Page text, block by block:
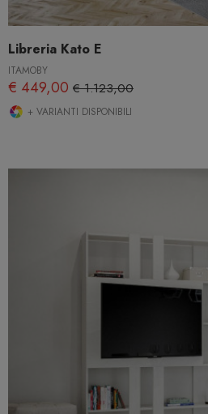
Libreria Kato E
ITAMOBY
€ 449,00 € 1.123,00
+ VARIANTI DISPONIBILI